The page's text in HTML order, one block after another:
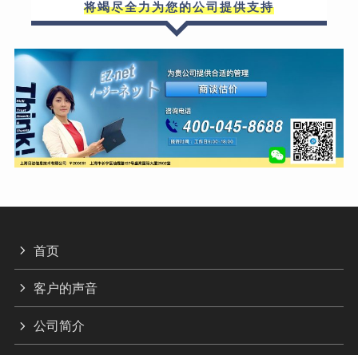
将竭尽全力为您的公司提供支持
首页
客户的声音
公司简介